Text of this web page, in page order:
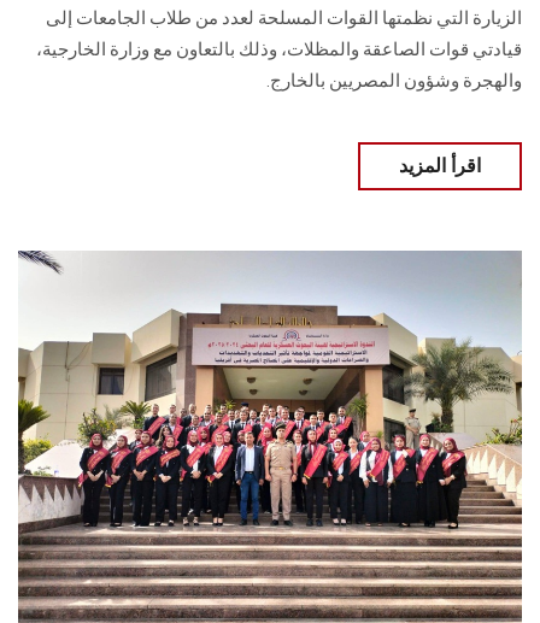
الزيارة التي نظمتها القوات المسلحة لعدد من طلاب الجامعات إلى
قيادتي قوات الصاعقة والمظلات، وذلك بالتعاون مع وزارة الخارجية،
والهجرة وشؤون المصريين بالخارج.
اقرأ المزيد